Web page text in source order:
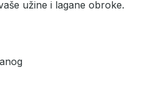
užine i lagane obroke.